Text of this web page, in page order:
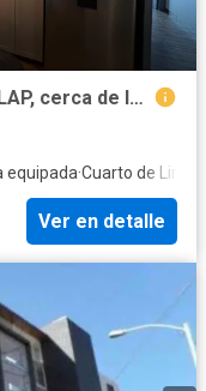
Depto. Amueblado atrás de la UDLAP, cerca de la Berenjena
equipada·Cuarto de
Ver en detalle